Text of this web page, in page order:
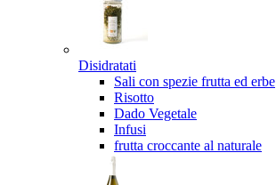
Disidratati
Sali con spezie frutta ed erbe
Risotto
Dado Vegetale
Infusi
frutta croccante al naturale